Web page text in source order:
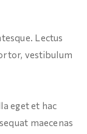
Lectus
vestibulum
eget et hac
maecenas